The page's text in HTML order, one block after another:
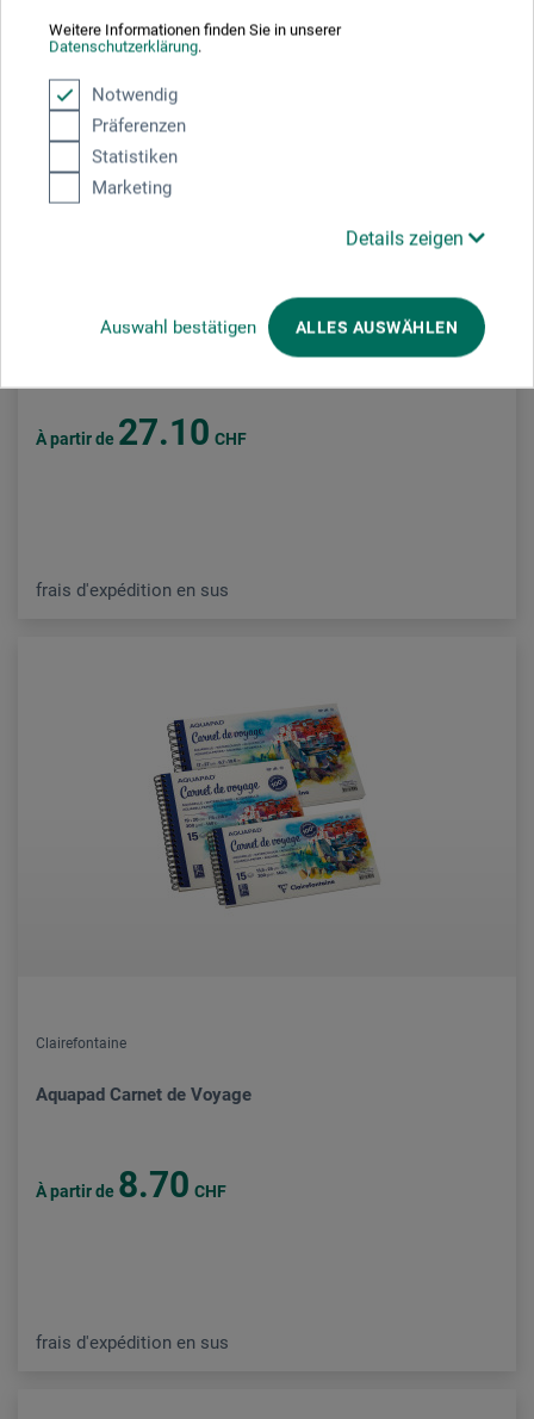
Weitere Informationen finden Sie in unserer
Datenschutzerklärung.
Notwendig
Präferenzen
Statistiken
Marketing
Details zeigen
Auswahl bestätigen ALLES AUSWÄHLEN
Watercolour Book Deckle Edge
À partir de 27.10 CHF
frais d'expédition en sus
Clairefontaine
Aquapad Carnet de Voyage
À partir de 8.70 CHF
frais d'expédition en sus